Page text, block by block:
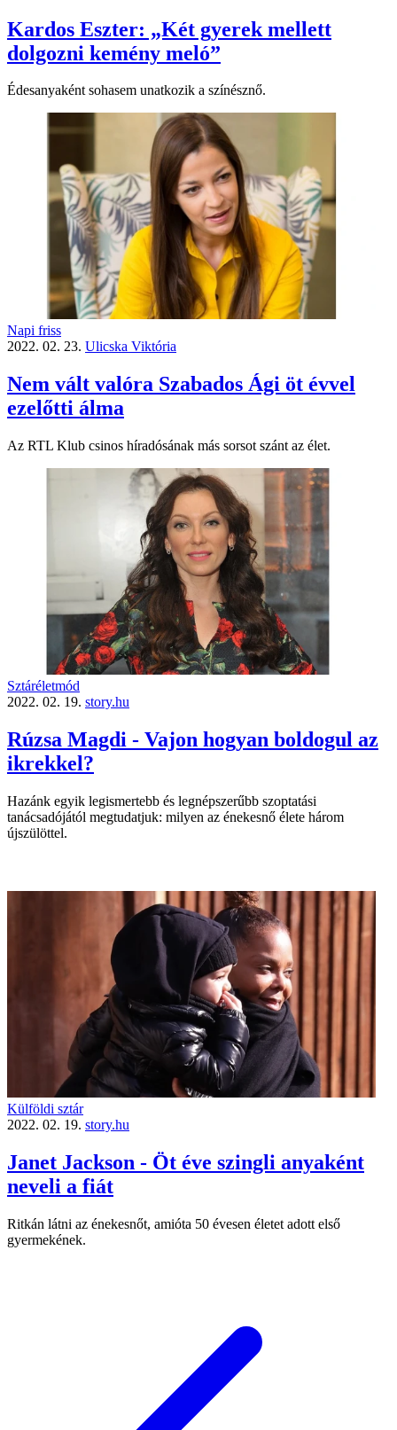
Kardos Eszter: „Két gyerek mellett
dolgozni kemény meló”
Édesanyaként sohasem unatkozik a színésznő.
Napi friss
2022. 02. 23. Ulicska Viktória
Nem vált valóra Szabados Ági öt évvel
ezelőtti álma
Az RTL Klub csinos híradósának más sorsot szánt az élet.
Sztáréletmód
2022. 02. 19. story.hu
Rúzsa Magdi - Vajon hogyan boldogul az
ikrekkel?
Hazánk egyik legismertebb és legnépszerűbb szoptatási
tanácsadójától megtudatjuk: milyen az énekesnő élete három
újszülöttel.
Külföldi sztár
2022. 02. 19. story.hu
Janet Jackson - Öt éve szingli anyaként
neveli a fiát
Ritkán látni az énekesnőt, amióta 50 évesen életet adott első
gyermekének.